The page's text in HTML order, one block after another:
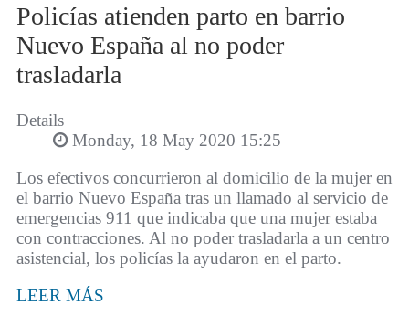
Policías atienden parto en barrio
Nuevo España al no poder
trasladarla
Details
Monday, 18 May 2020 15:25
Los efectivos concurrieron al domicilio de la mujer en
el barrio Nuevo España tras un llamado al servicio de
emergencias 911 que indicaba que una mujer estaba
con contracciones. Al no poder trasladarla a un centro
asistencial, los policías la ayudaron en el parto.
LEER MÁS